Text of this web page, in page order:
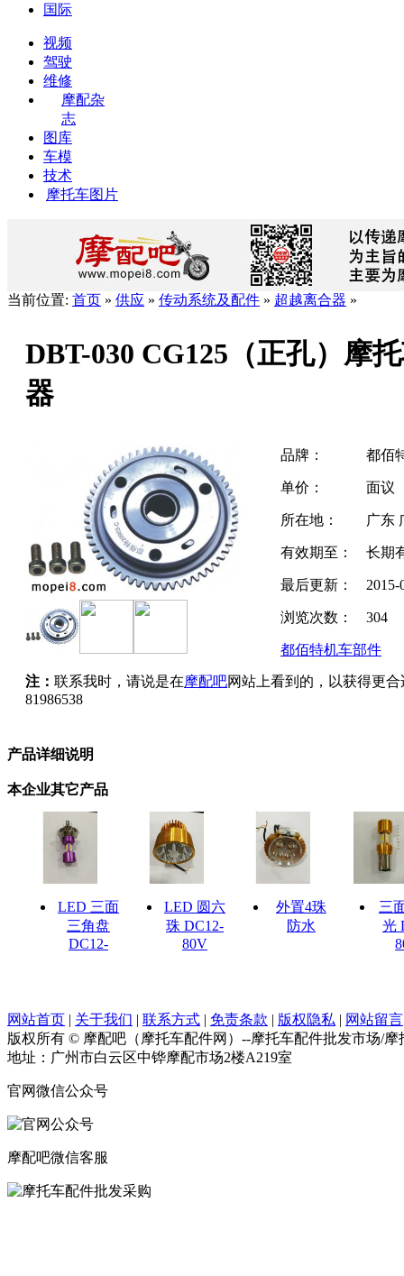
国际
视频
驾驶
维修
摩配杂
志
图库
车模
技术
摩托车图片
当前位置: 首页 » 供应 » 传动系统及配件 » 超越离合器 »
DBT-030 CG125（正孔）摩
器
品牌： 都佰
单价： 面议
所在地： 广东
有效期至： 长期
最后更新： 2015-
浏览次数： 304
都佰特机车部件
注： 联系我时，请说是在摩配吧网站上看到的，以获得更
81986538
产品详细说明
本企业其它产品
LED 三面
三角盘
DC12-
LED 圆六
珠 DC12-
80V
外置4珠
防水
三
光
网站首页 | 关于我们 | 联系方式 | 免责条款 | 版权隐私 | 网站留言
版权所有 © 摩配吧（摩托车配件网）--摩托车配件批发市场/摩
地址：广州市白云区中铧摩配市场2楼A219室
官网微信公众号
摩配吧微信客服